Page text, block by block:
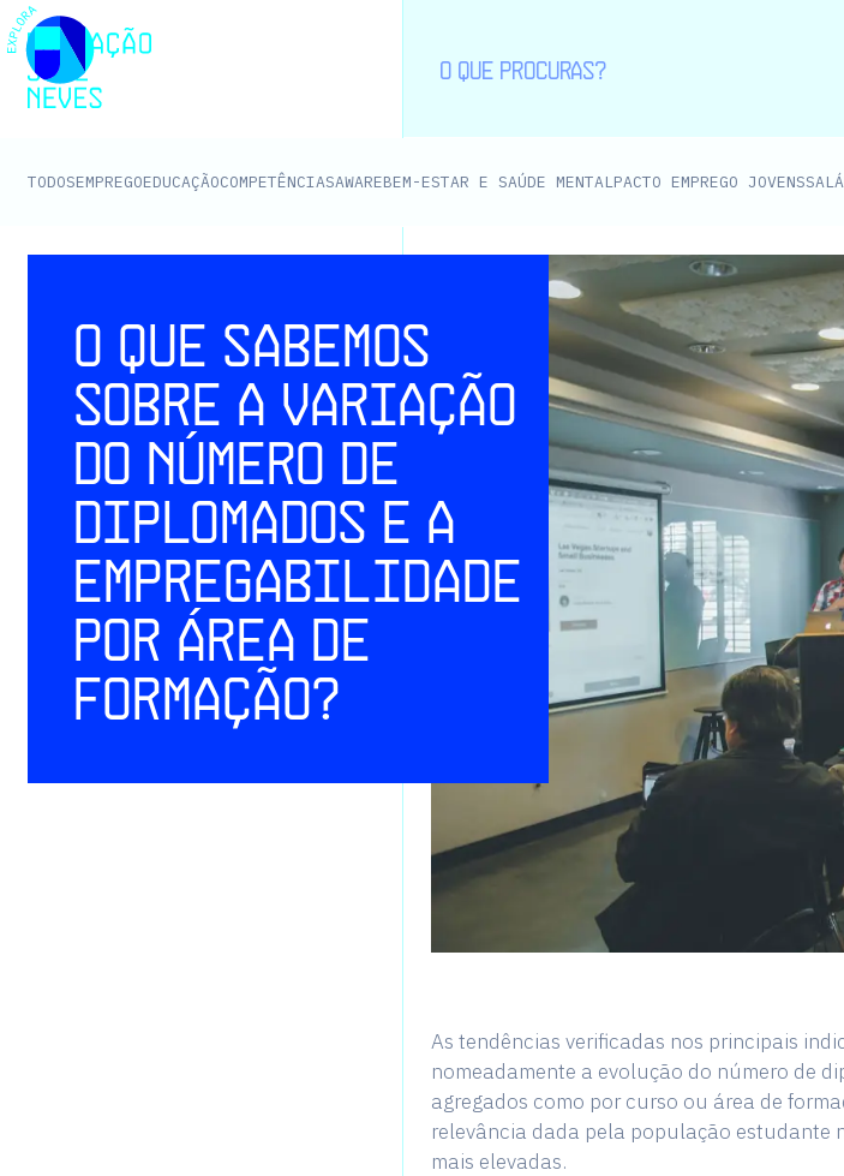
TODOSEMPREGOEDUCAÇÃOCOMPETÊNCIASAWAREBEM-ESTAR E SAÚDE MENTALPACTO EMPREGO JOVENS
O que sabemos
sobre a variação
do número de
diplomados e a
empregabilidade
por área de
formação?
As tendências verificadas nos principais
nomeadamente a evolução do número de
agregados como por curso ou área de
relevância dada pela população estudante
mais elevadas.